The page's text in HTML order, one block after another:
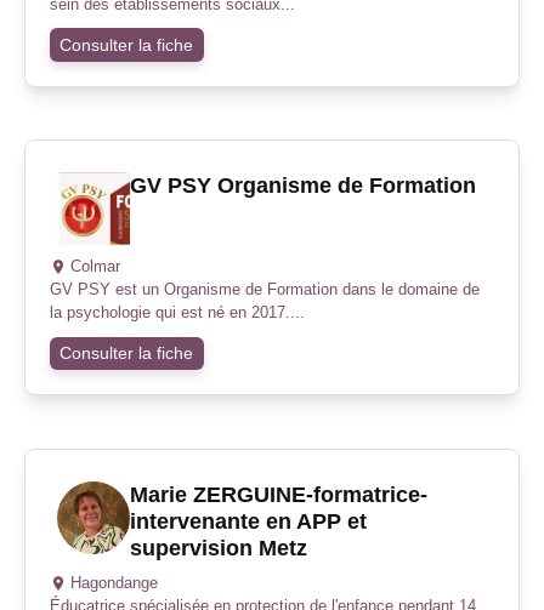
sein des établissements sociaux...
Consulter la fiche
GV PSY Organisme de Formation
Colmar
GV PSY est un Organisme de Formation dans le domaine de
la psychologie qui est né en 2017....
Consulter la fiche
Marie ZERGUINE-formatrice-
intervenante en APP et
supervision Metz
Hagondange
Éducatrice spécialisée en protection de l'enfance pendant 14